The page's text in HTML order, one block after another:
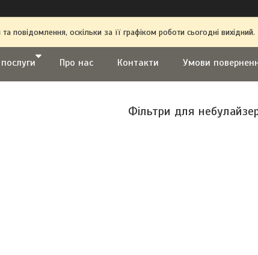
повідомлення, оскільки за її графіком роботи сьогодні
Про нас Контакти Умови
Фільтри для